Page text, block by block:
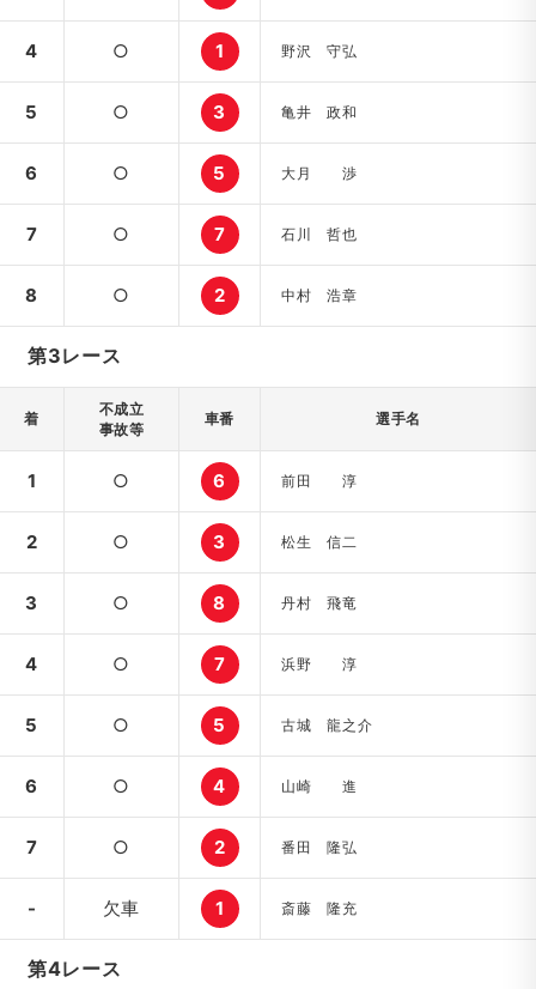
4 ○ 1 野沢 守弘
5 ○ 3 亀井 政和
6 ○ 5 大月 渉
7 ○ 7 石川 哲也
8 ○ 2 中村 浩章
第3レース
着
不成立
事故等
車番 選手名
1 ○ 6 前田 淳
2 ○ 3 松生 信二
3 ○ 8 丹村 飛竜
4 ○ 7 浜野 淳
5 ○ 5 古城 龍之介
6 ○ 4 山崎 進
7 ○ 2 番田 隆弘
- 欠車 1 斎藤 隆充
第4レース